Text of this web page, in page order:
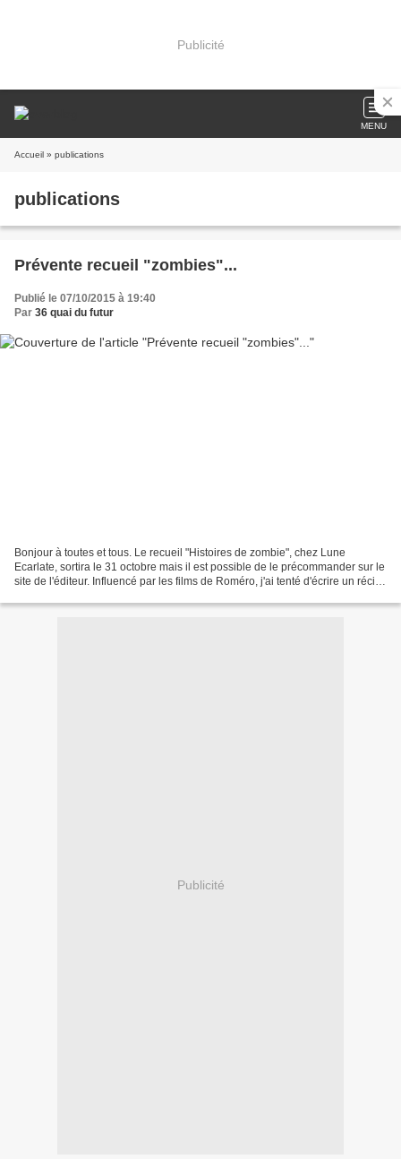
Publicité
MENU
Accueil » publications
publications
Prévente recueil "zombies"...
Publié le 07/10/2015 à 19:40
Par 36 quai du futur
Bonjour à toutes et tous. Le recueil "Histoires de zombie", chez Lune
Ecarlate, sortira le 31 octobre mais il est possible de le précommander sur le
site de l'éditeur. Influencé par les films de Roméro, j'ai tenté d'écrire un récit
Publicité